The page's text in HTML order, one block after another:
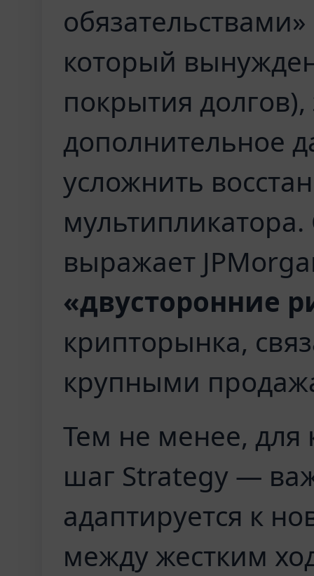
который
покрытия
дополнительное
усложнить
выражает
«двусторонние
крипторынка,
крупными
Тем не менее, для
шаг Strategy —
адаптируется к
между жестким